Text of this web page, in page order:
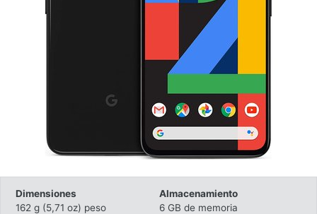
Dimensiones
162 g (5,71 oz) peso
Almacenamiento
6 GB de memoria